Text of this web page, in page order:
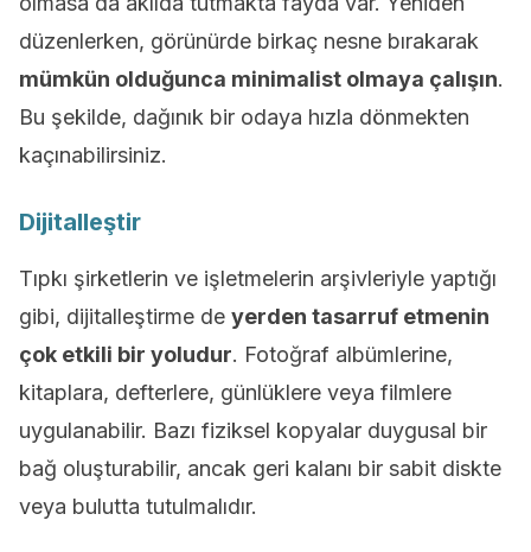
düzenlerken, görünürde birkaç nesne bırakarak
mümkün olduğunca minimalist olmaya çalışın.
Bu şekilde, dağınık bir odaya hızla dönmekten
kaçınabilirsiniz.
Dijitalleştir
Tıpkı şirketlerin ve işletmelerin arşivleriyle yaptığı
gibi, dijitalleştirme de yerden tasarruf etmenin
çok etkili bir yoludur. Fotoğraf albümlerine,
kitaplara, defterlere, günlüklere veya filmlere
uygulanabilir. Bazı fiziksel kopyalar duygusal bir
bağ oluşturabilir, ancak geri kalanı bir sabit diskte
veya bulutta tutulmalıdır.